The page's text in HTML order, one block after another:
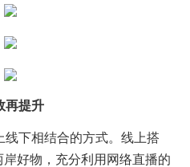
再提升
下相结合的方式。线上搭
好物，充分利用网络直播的